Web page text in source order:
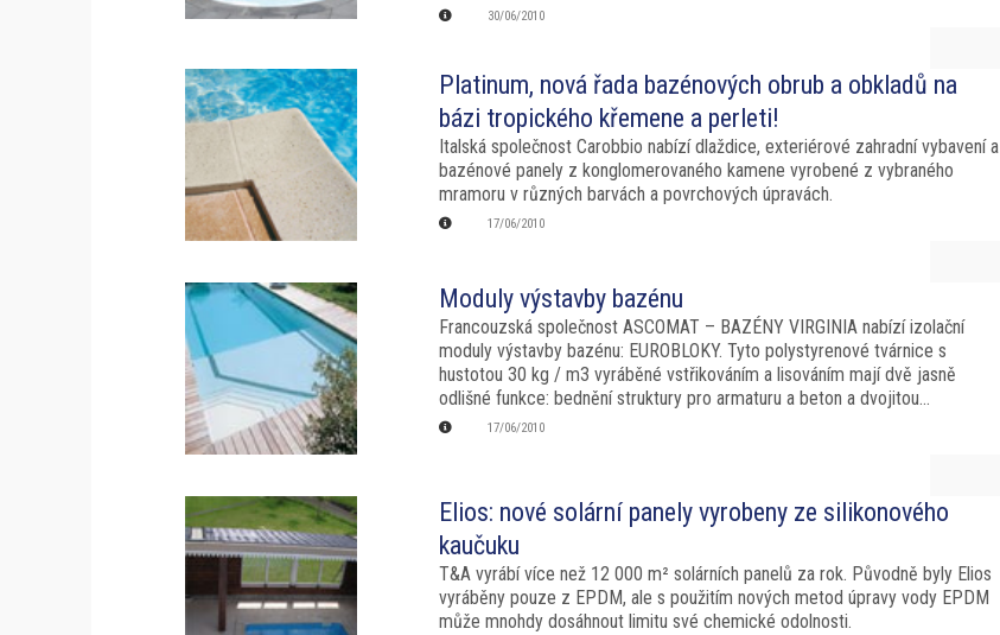
30/06/2010
Platinum, nová řada bazénových obrub a obkladů na
bázi tropického křemene a perleti!
Italská společnost Carobbio nabízí dlaždice, exteriérové zahradní vybavení a
bazénové panely z konglomerovaného kamene vyrobené z vybraného
mramoru v různých barvách a povrchových úpravách.
17/06/2010
Moduly výstavby bazénu
Francouzská společnost ASCOMAT – BAZÉNY VIRGINIA nabízí izolační
moduly výstavby bazénu: EUROBLOKY. Tyto polystyrenové tvárnice s
hustotou 30 kg / m3 vyráběné vstřikováním a lisováním mají dvě jasně
odlišné funkce: bednění struktury pro armaturu a beton a dvojitou...
17/06/2010
Elios: nové solární panely vyrobeny ze silikonového
kaučuku
T&A vyrábí více než 12 000 m² solárních panelů za rok. Původně byly Elios
vyráběny pouze z EPDM, ale s použitím nových metod úpravy vody EPDM
může mnohdy dosáhnout limitu své chemické odolnosti.